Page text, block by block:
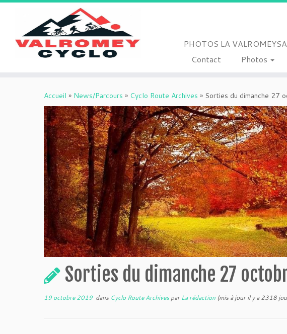
PHOTOS LA
Contact
Photos
Accueil » News/Parcours » Cyclo Route Archives » Sorties du dimanche 27
Sorties du dimanche 27
19 octobre 2019 dans Cyclo Route ArchivesparLa rédaction (mis à jour il y a 2318